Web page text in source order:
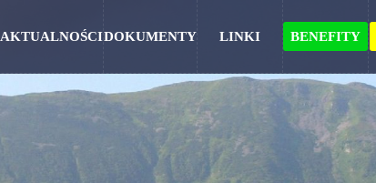
AKTUALNOŚCIDOKUMENTY LINKI BENEFITY